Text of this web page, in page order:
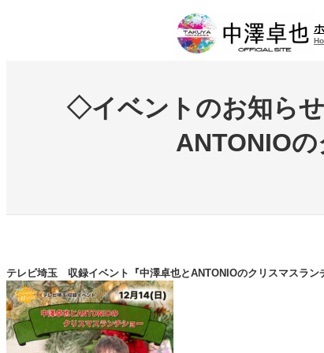
◇イベントのお知ら
ANTONIO
テレビ埼玉 収録イベント『中澤卓也とANTONIOのクリスマスラン